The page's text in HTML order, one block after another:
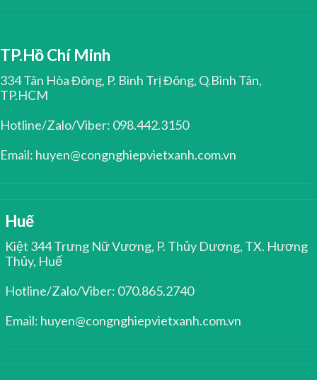
TP.Hồ Chí Minh
334 Tân Hòa Đông, P. Bình Trị Đông, Q.Bình Tân,
TP.HCM
Hotline/Zalo/Viber: 098.442.3150
Email: huyen@congnghiepvietxanh.com.vn
Huế
Kiệt 344 Trưng Nữ Vương, P. Thủy Dương, TX. Hương
Thủy, Huế
Hotline/Zalo/Viber: 070.865.2740
Email: huyen@congnghiepvietxanh.com.vn